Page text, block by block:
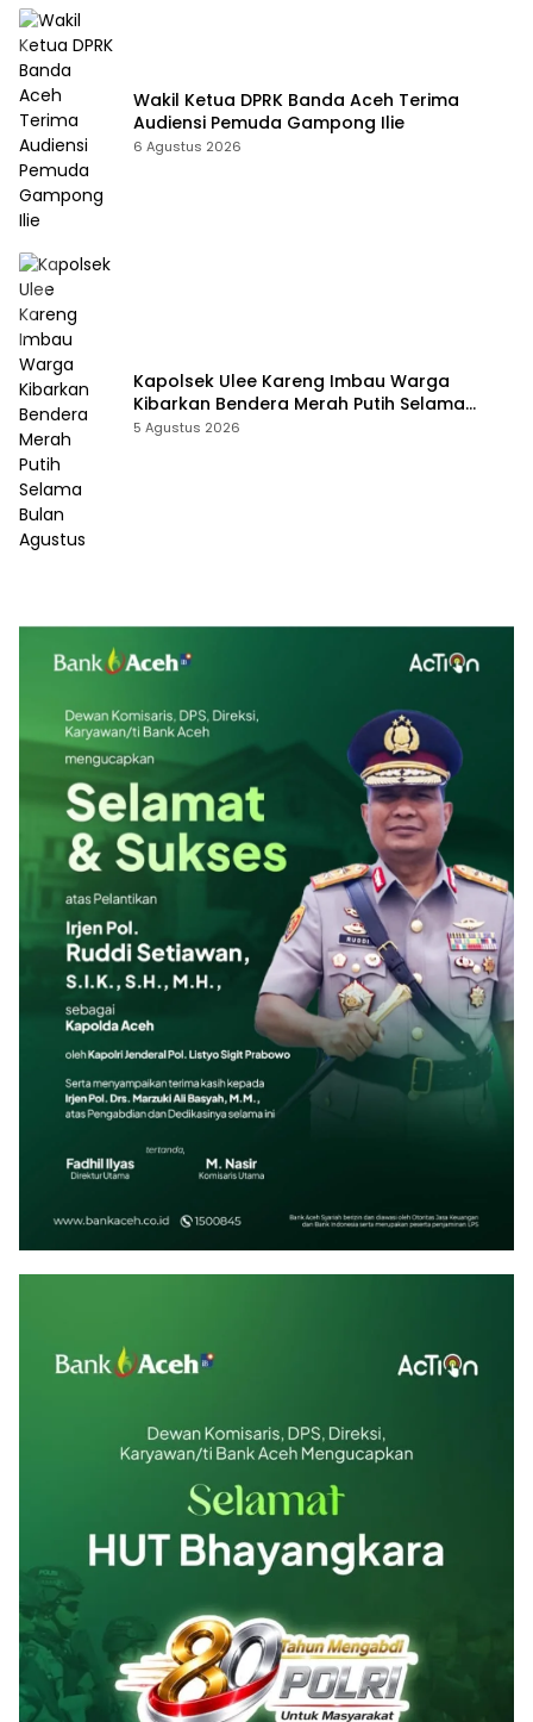
Wakil Ketua DPRK Banda Aceh Terima
Audiensi Pemuda Gampong Ilie
6 Agustus 2026
Kapolsek Ulee Kareng Imbau Warga
Kibarkan Bendera Merah Putih Selama
Bulan Agustus
5 Agustus 2026